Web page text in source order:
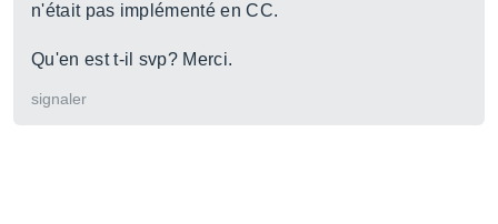
n'était pas implémenté en CC.
Qu'en est t-il svp? Merci.
signaler